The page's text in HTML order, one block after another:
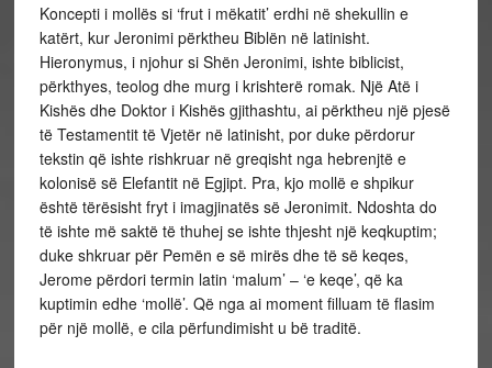
Koncepti i mollës si ‘frut i mëkatit’ erdhi në shekullin e
katërt, kur Jeronimi përktheu Biblën në latinisht.
Hieronymus, i njohur si Shën Jeronimi, ishte biblicist,
përkthyes, teolog dhe murg i krishterë romak. Një Atë i
Kishës dhe Doktor i Kishës gjithashtu, ai përktheu një pjesë
të Testamentit të Vjetër në latinisht, por duke përdorur
tekstin që ishte rishkruar në greqisht nga hebrenjtë e
kolonisë së Elefantit në Egjipt. Pra, kjo mollë e shpikur
është tërësisht fryt i imagjinatës së Jeronimit. Ndoshta do
të ishte më saktë të thuhej se ishte thjesht një keqkuptim;
duke shkruar për Pemën e së mirës dhe të së keqes,
Jerome përdori termin latin ‘malum’ – ‘e keqe’, që ka
kuptimin edhe ‘mollë’. Që nga ai moment filluam të flasim
për një mollë, e cila përfundimisht u bë traditë.